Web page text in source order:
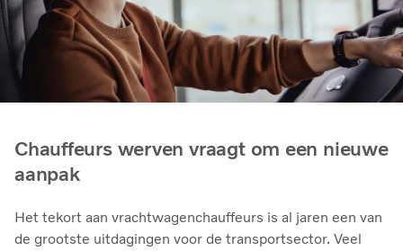
Chauffeurs werven vraagt om een nieuwe
aanpak
Het tekort aan vrachtwagenchauffeurs is al jaren een van
de grootste uitdagingen voor de transportsector. Veel